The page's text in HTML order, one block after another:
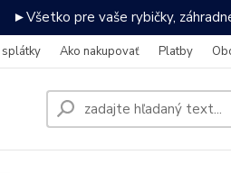
►Všetko pre vaše rybičky,
splátky Ako nakupovať Platby